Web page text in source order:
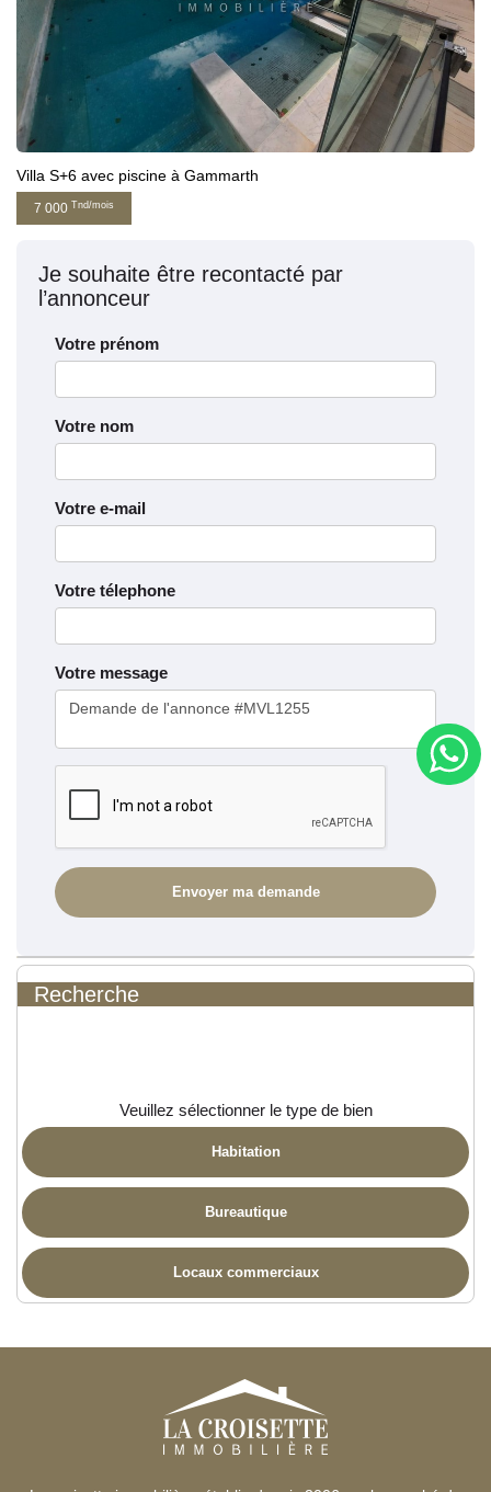
Villa S+6 avec piscine à Gammarth
7 000 Tnd/mois
Je souhaite être recontacté par
l’annonceur
Votre prénom
Votre nom
Votre e-mail
Votre télephone
Votre message
Recherche
Veuillez sélectionner le type de bien
Habitation
Bureautique
Locaux commerciaux